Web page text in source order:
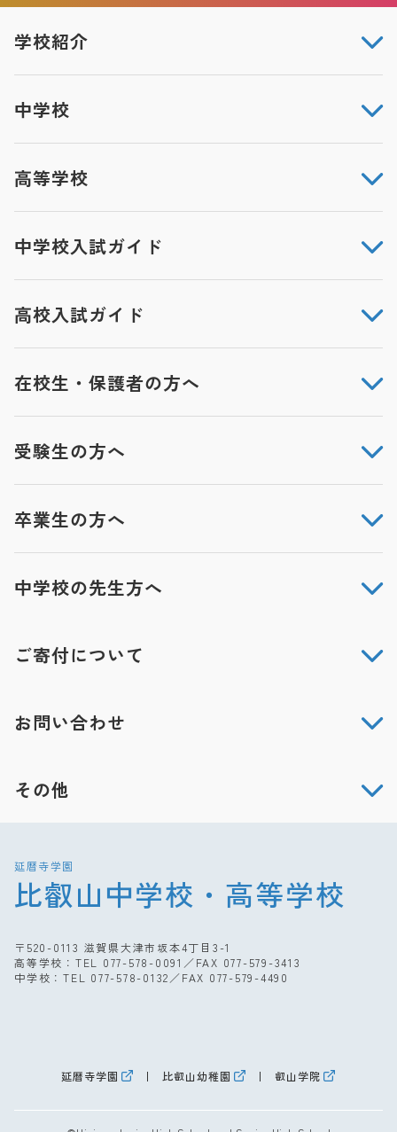
学校紹介
中学校
高等学校
中学校入試ガイド
高校入試ガイド
在校生・保護者の方へ
受験生の方へ
卒業生の方へ
中学校の先生方へ
ご寄付について
お問い合わせ
その他
延暦寺学園
比叡山中学校・高等学校
〒520-0113 滋賀県大津市坂本4丁目3-1
高等学校：TEL 077-578-0091 ／FAX 077-579-3413
中学校：TEL 077-578-0132 ／FAX 077-579-4490
延暦寺学園 比叡山幼稚園 叡山学院